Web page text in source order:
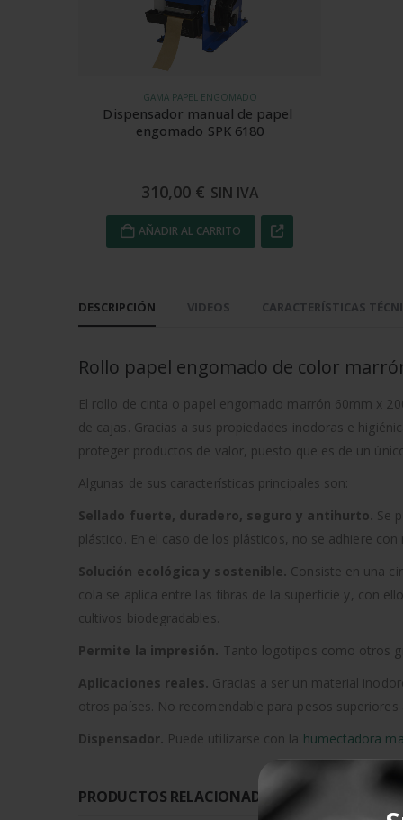
GAMA PAPEL ENGOMADO
Dispensador manual de papel
engomado SPK 6180
310,00 € SIN IVA
AÑADIR AL CARRITO
DESCRIPCIÓN VIDEOS CARACTERÍSTICAS
Rollo papel engomado de color
El rollo de cinta o papel engomado marrón 60mm x
de cajas. Gracias a sus propiedades inodoras e
proteger productos de valor, puesto que es de un
Algunas de sus características principales son:
Sellado fuerte, duradero, seguro y antihurto. Se
plástico. En el caso de los plásticos, no se adhiere
Solución ecológica y sostenible. Consiste en una
cola se aplica entre las fibras de la superficie y, con
cultivos biodegradables.
Permite la impresión. Tanto logotipos como otros
Aplicaciones reales. Gracias a ser un material
otros países. No recomendable para pesos superiores
Dispensador. Puede utilizarse con la humectadora
PRODUCTOS RELACIONADOS CON ESTE